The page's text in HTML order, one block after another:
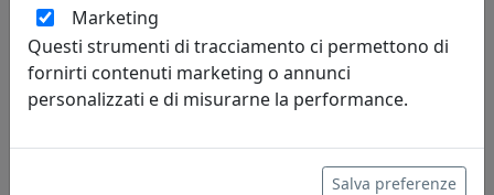
TAVOLINO WAY BAR H90 OUTDOOR CT11090-14 ZUCCA
MemeDesign
518,00 €
Marketing
Questi strumenti di tracciamento ci permettono di
fornirti contenuti marketing o annunci
personalizzati e di misurarne la performance.
Salva preferenze